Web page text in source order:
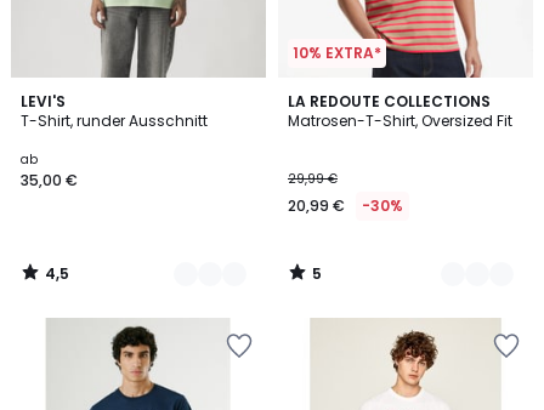
LEVI'S
T-Shirt, runder Ausschnitt
ab
35,00 €
4,5
/ 5
5
Farben
4,5
/
10% EXTRA*
LA REDOUTE COLLECTIONS
Matrosen-T-Shirt, Oversized Fit
29,99 €
20,99 € -30%
5
/
2
Farben
5
/